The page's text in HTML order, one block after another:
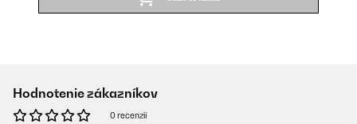
Hodnotenie zákazníkov
0 recenzií